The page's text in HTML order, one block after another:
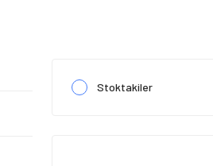
Stoktakiler